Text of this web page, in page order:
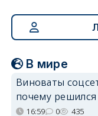
В мире
Виноваты
почему решился
16:59 0 435